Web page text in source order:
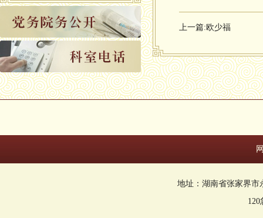
上一篇:欧少福
地址：湖南省张家界市
120